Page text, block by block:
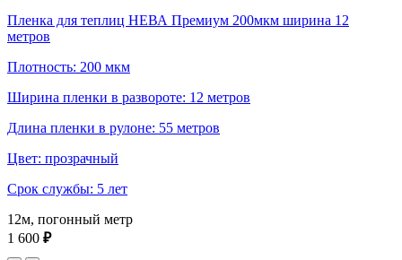
Пленка для теплиц НЕВА Премиум 200мкм ширина 12
метров
Плотность: 200 мкм
Ширина пленки в развороте: 12 метров
Длина пленки в рулоне: 55 метров
Цвет: прозрачный
Срок службы: 5 лет
12м, погонный метр
1 600 ₽